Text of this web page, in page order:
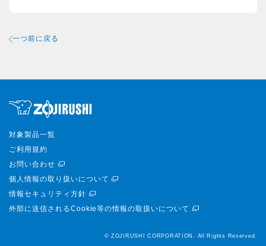
一つ前に戻る
対象製品一覧
ご利用規約
お問い合わせ
個人情報の取り扱いについて
情報セキュリティ方針
外部に送信されるCookie等の情報の取扱いについて
© ZOJIRUSHI CORPORATION. All Rights Reserved.